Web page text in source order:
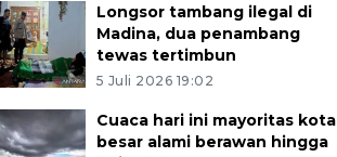
Longsor tambang ilegal di
Madina, dua penambang
tewas tertimbun
5 Juli 2026 19:02
Cuaca hari ini mayoritas kota
besar alami berawan hingga